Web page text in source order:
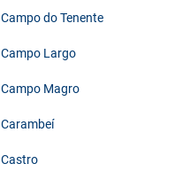
Campo do Tenente
Campo Largo
Campo Magro
Carambeí
Castro